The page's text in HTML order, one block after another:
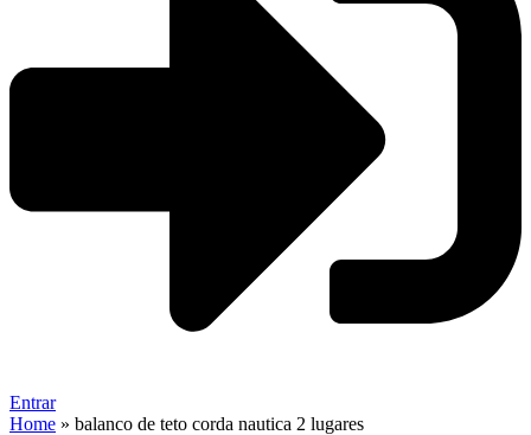
Entrar
Home » balanco de teto corda nautica 2 lugares